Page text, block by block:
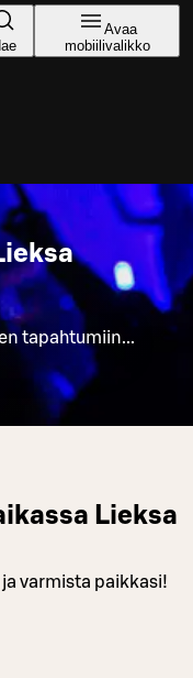
Avaa
mobiilivalikko
tapahtumiin...
Lieksa
varmista paikkasi!